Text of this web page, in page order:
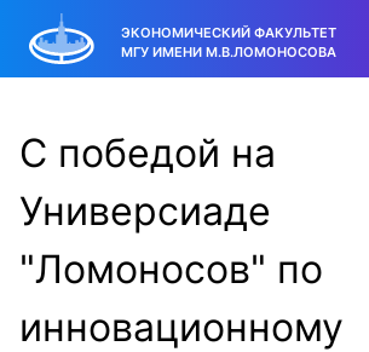
ЭКОНОМИЧЕСКИЙ ФАКУЛЬТЕТ
МГУ ИМЕНИ М.В.ЛОМОНОСОВА
С победой на
Универсиаде
"Ломоносов" по
инновационному